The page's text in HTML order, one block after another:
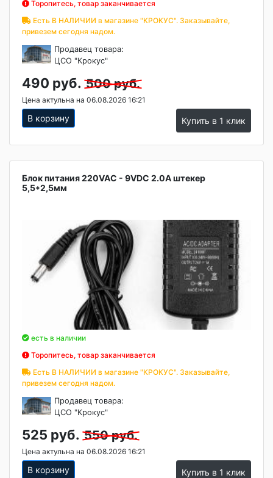
Торопитесь, товар заканчивается
Есть В НАЛИЧИИ в магазине "КРОКУС". Заказывайте,
привезем сегодня надом.
Продавец товара:
ЦСО "Крокус"
490 руб. 500 руб.
Цена актульна на 06.08.2026 16:21
В корзину Купить в 1 клик
Блок питания 220VAC - 9VDC 2.0A штекер
5,5*2,5мм
есть в наличии
Торопитесь, товар заканчивается
Есть В НАЛИЧИИ в магазине "КРОКУС". Заказывайте,
привезем сегодня надом.
Продавец товара:
ЦСО "Крокус"
525 руб. 550 руб.
Цена актульна на 06.08.2026 16:21
В корзину Купить в 1 клик